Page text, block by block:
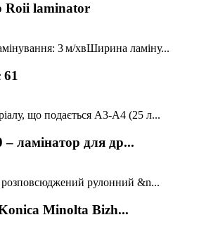
Roii laminator
3 м/хвШирина ламіну...
що подається А3-А4 (25 л...
ламінатор для др...
рулонний &n...
Minolta Bizh...